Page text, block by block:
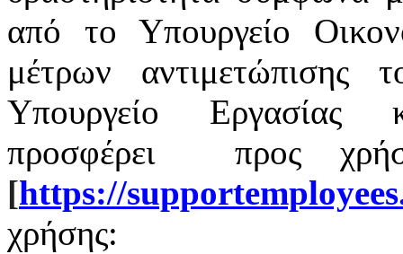
από το Υπουργείο
μέτρων αντιμετώπισης
Υπουργείο Εργασίας
προσφέρει
προς
[https://supportemployees
χρήσης: